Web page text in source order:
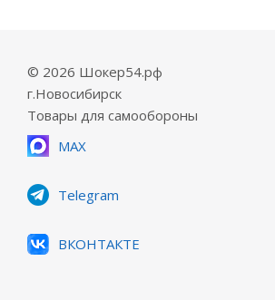
© 2026 Шокер54.рф
г.Новосибирск
Товары для самообороны
MAX
Telegram
ВКОНТАКТЕ